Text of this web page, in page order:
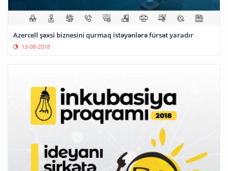
Azercell şəxsi biznesini qurmaq istəyənlərə fürsət yaradır
13-08-2018